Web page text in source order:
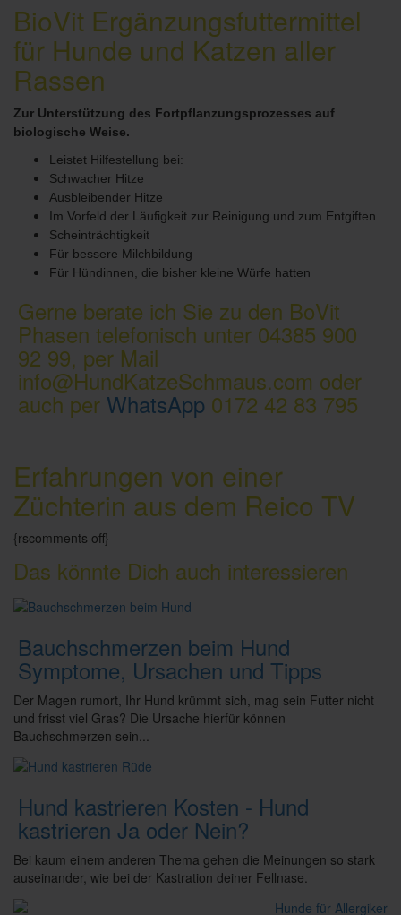
BioVit Ergänzungsfuttermittel
für Hunde und Katzen aller
Rassen
Zur Unterstützung des Fortpflanzungsprozesses auf
biologische Weise.
Leistet Hilfestellung bei:
Schwacher Hitze
Ausbleibender Hitze
Im Vorfeld der Läufigkeit zur Reinigung und zum Entgiften
Scheinträchtigkeit
Für bessere Milchbildung
Für Hündinnen, die bisher kleine Würfe hatten
Gerne berate ich Sie zu den BoVit
Phasen telefonisch unter 04385 900
92 99, per Mail
info@HundKatzeSchmaus.com oder
auch per WhatsApp 0172 42 83 795
Erfahrungen von einer
Züchterin aus dem Reico TV
{rscomments off}
Das könnte Dich auch interessieren
Bauchschmerzen beim Hund
Symptome, Ursachen und Tipps
Der Magen rumort, Ihr Hund krümmt sich, mag sein Futter nicht
und frisst viel Gras? Die Ursache hierfür können
Bauchschmerzen sein...
Hund kastrieren Kosten - Hund
kastrieren Ja oder Nein?
Bei kaum einem anderen Thema gehen die Meinungen so stark
auseinander, wie bei der Kastration deiner Fellnase.